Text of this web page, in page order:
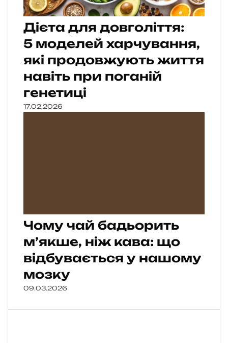
Дієта для довголіття:
5 моделей харчування,
які продовжують життя
навіть при поганій
генетиці
17.02.2026
Чому чай бадьорить
м’якше, ніж кава: що
відбувається у нашому
мозку
09.03.2026